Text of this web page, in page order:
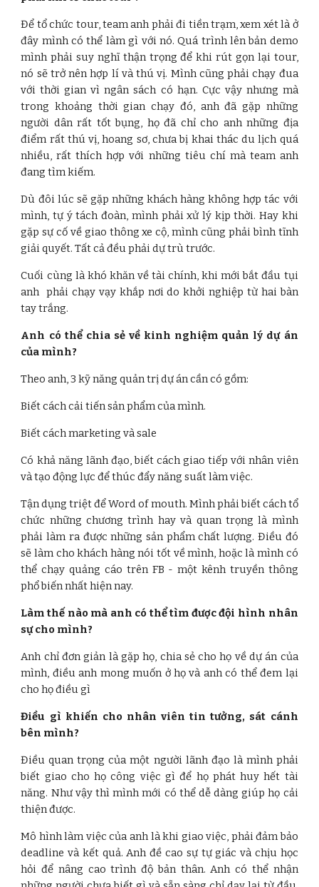
Để tổ chức tour, team anh phải đi tiền trạm, xem xét là ở
đây mình có thể làm gì với nó. Quá trình lên bản demo
mình phải suy nghĩ thận trọng để khi rút gọn lại tour,
nó sẽ trở nên hợp lí và thú vị. Mình cũng phải chạy đua
với thời gian vì ngân sách có hạn. Cực vậy nhưng mà
trong khoảng thời gian chạy đó, anh đã gặp những
người dân rất tốt bụng, họ đã chỉ cho anh những địa
điểm rất thú vị, hoang sơ, chưa bị khai thác du lịch quá
nhiều, rất thích hợp với những tiêu chí mà team anh
đang tìm kiếm.
Dù đôi lúc sẽ gặp những khách hàng không hợp tác với
mình, tự ý tách đoàn, mình phải xử lý kịp thời. Hay khi
gặp sự cố về giao thông xe cộ, mình cũng phải bình tĩnh
giải quyết. Tất cả đều phải dự trù trước.
Cuối cùng là khó khăn về tài chính, khi mới bắt đầu tụi
anh phải chạy vạy khắp nơi do khởi nghiệp từ hai bàn
tay trắng.
Anh có thể chia sẻ về kinh nghiệm quản lý dự án
của mình?
Theo anh, 3 kỹ năng quản trị dự án cần có gồm:
Biết cách cải tiến sản phẩm của mình.
Biết cách marketing và sale
Có khả năng lãnh đạo, biết cách giao tiếp với nhân viên
và tạo động lực để thúc đẩy năng suất làm việc.
Tận dụng triệt để Word of mouth. Mình phải biết cách tổ
chức những chương trình hay và quan trọng là mình
phải làm ra được những sản phẩm chất lượng. Điều đó
sẽ làm cho khách hàng nói tốt về mình, hoặc là mình có
thể chạy quảng cáo trên FB - một kênh truyền thông
phổ biến nhất hiện nay.
Làm thế nào mà anh có thể tìm được đội hình nhân
sự cho mình?
Anh chỉ đơn giản là gặp họ, chia sẻ cho họ về dự án của
mình, điều anh mong muốn ở họ và anh có thể đem lại
cho họ điều gì
Điều gì khiến cho nhân viên tin tưởng, sát cánh
bên mình?
Điều quan trọng của một người lãnh đạo là mình phải
biết giao cho họ công việc gì để họ phát huy hết tài
năng. Như vậy thì mình mới có thể dễ dàng giúp họ cải
thiện được.
Mô hình làm việc của anh là khi giao việc, phải đảm bảo
deadline và kết quả. Anh đề cao sự tự giác và chịu học
hỏi để nâng cao trình độ bản thân. Anh có thể nhận